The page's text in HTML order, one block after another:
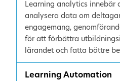
Learning analytics innebär
analysera data om
engagemang,
för att förbättra
lärandet och fatta bättre
Learning Automation